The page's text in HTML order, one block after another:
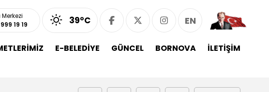
Merkezi
19 19
39°C EN
E-BELEDİYE GÜNCEL BORNOVA İLETİŞİM